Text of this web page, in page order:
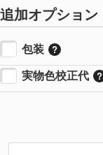
追加オプション
包装
実物色校正代